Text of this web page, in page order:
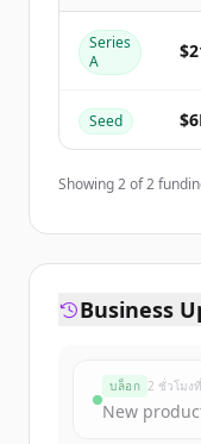
Series
A
Seed
Showing2of2
Business
บล็อก 2 ชั่วโมง
New